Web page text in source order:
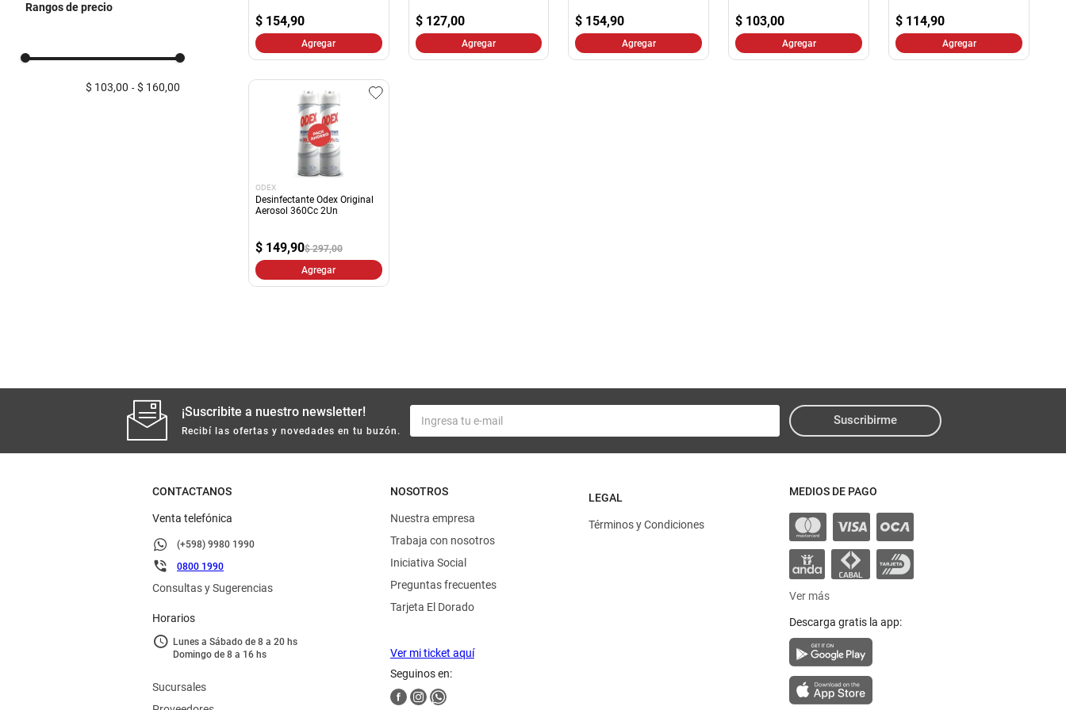
Limpiadores
Rangos de precio
$ 103,00 $ 160,00
$ 154,90
Agregar
$ 127,00
Agregar
$ 154,90
Agregar
$ 103,00
Agregar
$ 114,90
Agregar
ODEX
Desinfectante Odex Original
Aerosol 360Cc 2Un
$ 149,90$ 297,00
Agregar
¡Suscribite a nuestro newsletter!
Recibí las ofertas y novedades en tu buzón.
Suscribirme
CONTACTANOS
Venta telefónica
(+598) 9980 1990
0800 1990
Consultas y Sugerencias
Horarios
Lunes a Sábado de 8 a 20 hs
Domingo de 8 a 16 hs
Sucursales
NOSOTROS
Nuestra empresa
Trabaja con nosotros
Iniciativa Social
Preguntas frecuentes
Tarjeta El Dorado
Ver mi ticket aquí
Seguinos en:
LEGAL
Términos y Condiciones
MEDIOS DE PAGO
Ver más
Descarga gratis la app: